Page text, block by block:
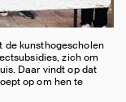
de kunsthogescholen
zich om
Daar vindt op dat
op om hen te